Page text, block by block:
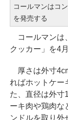
コールマンはコ
を発売する
コールマンは
クッカー」を4
厚さは外寸
ればホットケー
た、直径は外寸
ーキ肉や鶏肉な
ンドルを取り外